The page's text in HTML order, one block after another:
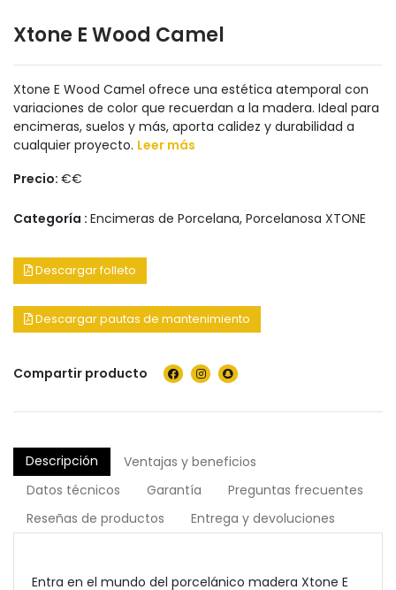
Xtone E Wood Camel
Xtone E Wood Camel ofrece una estética atemporal con
variaciones de color que recuerdan a la madera. Ideal para
encimeras, suelos y más, aporta calidez y durabilidad a
cualquier proyecto. Leer más
Precio: €€
Categoría : Encimeras de Porcelana, Porcelanosa XTONE
Descargar folleto
Descargar pautas de mantenimiento
Compartir producto
Descripción
Ventajas y beneficios
Datos técnicos
Garantía
Preguntas frecuentes
Reseñas de productos
Entrega y devoluciones
Entra en el mundo del porcelánico madera Xtone E